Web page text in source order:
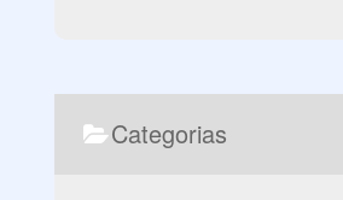
Categorias